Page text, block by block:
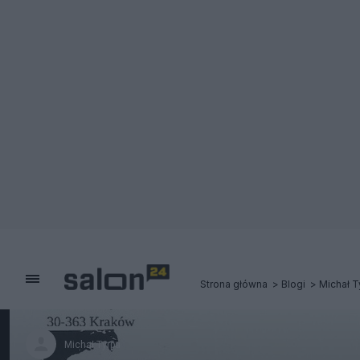
Strona główna Blogi Michał
Michał Tyrpa